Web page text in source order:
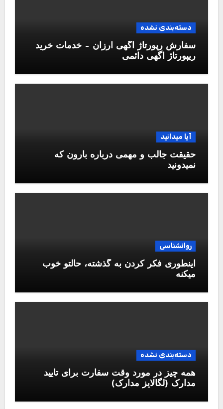
دسته‌بندی نشده
سفارش رپورتاژ آگهی ارزان – خدمات خرید
ریپورتاژ اگهی دائمی
آیا میدانید
حقیقت جالب و مهمی درباره بارون که
نمیدونید
روانشناسی
اینطوری فکر کردن به گذشته، حالتو خوب
میکنه
دسته‌بندی نشده
همه چیز در مورد وقت سفارت برای تایید
مدارک (لگالایز مدارک)